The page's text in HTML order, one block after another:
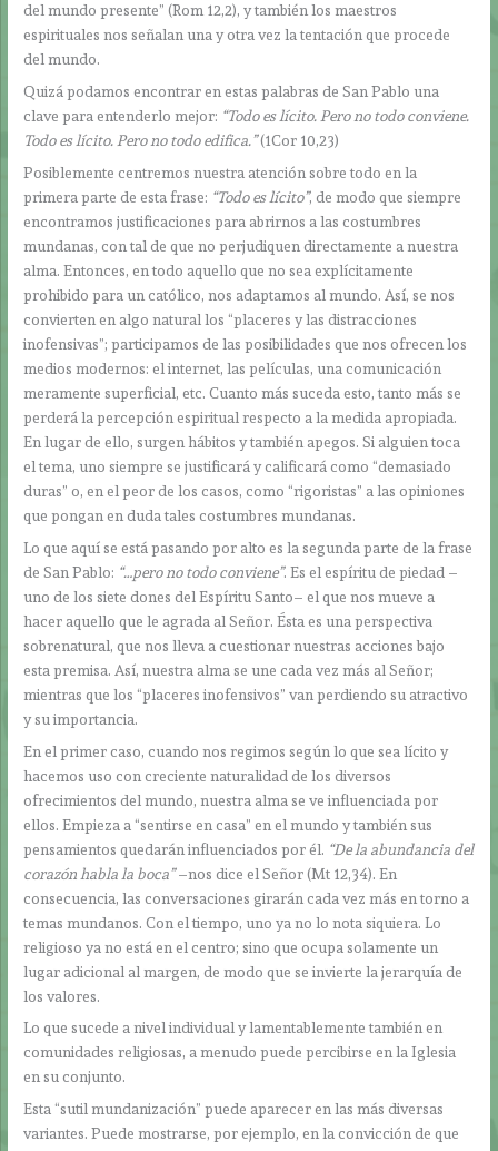
del mundo presente” (Rom 12,2), y también los maestros
espirituales nos señalan una y otra vez la tentación que procede
del mundo.
Quizá podamos encontrar en estas palabras de San Pablo una
clave para entenderlo mejor: “Todo es lícito. Pero no todo conviene.
Todo es lícito. Pero no todo edifica.”(1Cor 10,23)
Posiblemente centremos nuestra atención sobre todo en la
primera parte de esta frase: “Todo es lícito”, de modo que siempre
encontramos justificaciones para abrirnos a las costumbres
mundanas, con tal de que no perjudiquen directamente a nuestra
alma. Entonces, en todo aquello que no sea explícitamente
prohibido para un católico, nos adaptamos al mundo. Así, se nos
convierten en algo natural los “placeres y las distracciones
inofensivas”; participamos de las posibilidades que nos ofrecen los
medios modernos: el internet, las películas, una comunicación
meramente superficial, etc. Cuanto más suceda esto, tanto más se
perderá la percepción espiritual respecto a la medida apropiada.
En lugar de ello, surgen hábitos y también apegos. Si alguien toca
el tema, uno siempre se justificará y calificará como “demasiado
duras” o, en el peor de los casos, como “rigoristas” a las opiniones
que pongan en duda tales costumbres mundanas.
Lo que aquí se está pasando por alto es la segunda parte de la frase
de San Pablo: “…pero no todo conviene”. Es el espíritu de piedad –
uno de los siete dones del Espíritu Santo– el que nos mueve a
hacer aquello que le agrada al Señor. Ésta es una perspectiva
sobrenatural, que nos lleva a cuestionar nuestras acciones bajo
esta premisa. Así, nuestra alma se une cada vez más al Señor;
mientras que los “placeres inofensivos” van perdiendo su atractivo
y su importancia.
En el primer caso, cuando nos regimos según lo que sea lícito y
hacemos uso con creciente naturalidad de los diversos
ofrecimientos del mundo, nuestra alma se ve influenciada por
ellos. Empieza a “sentirse en casa” en el mundo y también sus
pensamientos quedarán influenciados por él. “De la abundancia del
corazón habla la boca”–nos dice el Señor (Mt 12,34). En
consecuencia, las conversaciones girarán cada vez más en torno a
temas mundanos. Con el tiempo, uno ya no lo nota siquiera. Lo
religioso ya no está en el centro; sino que ocupa solamente un
lugar adicional al margen, de modo que se invierte la jerarquía de
los valores.
Lo que sucede a nivel individual y lamentablemente también en
comunidades religiosas, a menudo puede percibirse en la Iglesia
en su conjunto.
Esta “sutil mundanización” puede aparecer en las más diversas
variantes. Puede mostrarse, por ejemplo, en la convicción de que